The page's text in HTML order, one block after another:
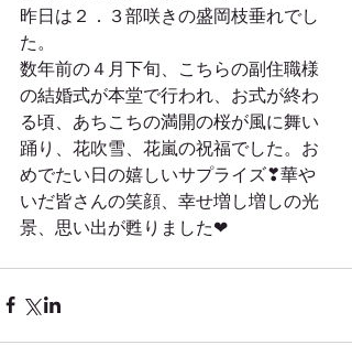
昨日は２．３部咲きの盛岡枝垂れでし
た。
数年前の４月下旬、こちらの副住職様
の結婚式が本堂で行われ、お式が終わ
る頃、あちこちの満開の桜が風に舞い
踊り、花吹雪、花嵐の祝福でした。お
めでたい日の嬉しいサプライズ❣華や
いだ皆さんの笑顔、幸せ増し増しの光
景、思い出が甦りました❤